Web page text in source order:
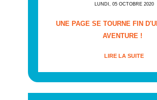
LUNDI, 05 OCTOBRE 2020
UNE PAGE SE TOURNE FIN
AVENTURE !
LIRE LA SUITE